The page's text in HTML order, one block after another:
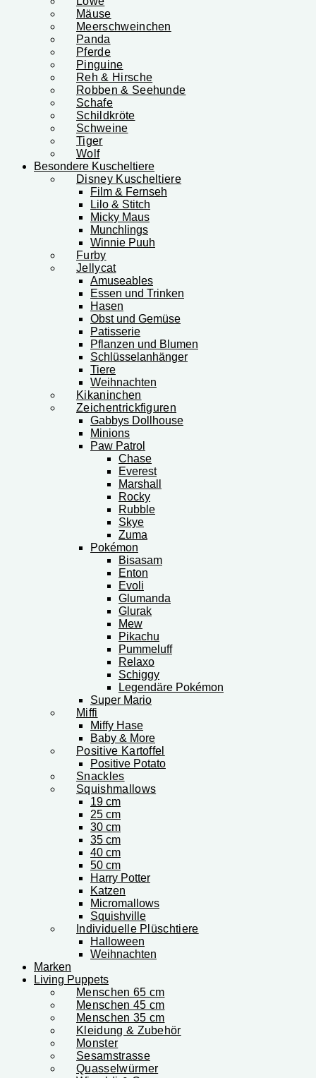
Mäuse
Meerschweinchen
Panda
Pferde
Pinguine
Reh & Hirsche
Robben & Seehunde
Schafe
Schildkröte
Schweine
Tiger
Wolf
Besondere Kuscheltiere
Disney Kuscheltiere
Film & Fernseh
Lilo & Stitch
Micky Maus
Munchlings
Winnie Puuh
Furby
Jellycat
Amuseables
Essen und Trinken
Hasen
Obst und Gemüse
Patisserie
Pflanzen und Blumen
Schlüsselanhänger
Tiere
Weihnachten
Kikaninchen
Zeichentrickfiguren
Gabbys Dollhouse
Minions
Paw Patrol
Chase
Everest
Marshall
Rocky
Rubble
Skye
Zuma
Pokémon
Bisasam
Enton
Evoli
Glumanda
Glurak
Mew
Pikachu
Pummeluff
Relaxo
Schiggy
Legendäre Pokémon
Super Mario
Miffi
Miffy Hase
Baby & More
Positive Kartoffel
Positive Potato
Snackles
Squishmallows
19 cm
25 cm
30 cm
35 cm
40 cm
50 cm
Harry Potter
Katzen
Micromallows
Squishville
Individuelle Plüschtiere
Halloween
Weihnachten
Marken
Living Puppets
Menschen 65 cm
Menschen 45 cm
Menschen 35 cm
Kleidung & Zubehör
Monster
Sesamstrasse
Quasselwürmer